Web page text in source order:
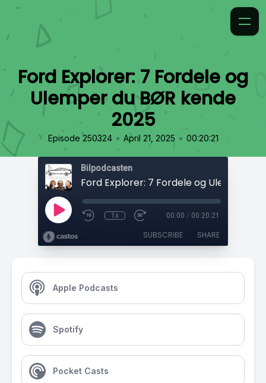
Ford Explorer: 7 Fordele og
Ulemper du BØR kende
2025
Episode 250324 • April 21, 2025 • 00:20:21
Bilpodcasten
1x 00:00 / 00:20:21
SUBSCRIBE SHARE
Apple Podcasts
Spotify
Pocket Casts